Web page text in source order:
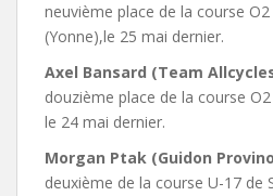
neuvième place de la course
(Yonne),le 25 mai dernier.
Axel Bansard (Team
douzième place de la course
le 24 mai dernier.
Morgan Ptak (Guidon
deuxième de la course U-17 de